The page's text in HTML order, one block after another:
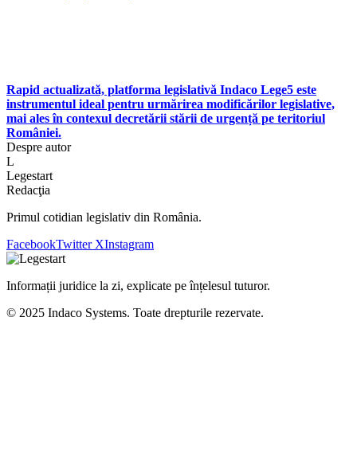
Rapid actualizată, platforma legislativă Indaco Lege5 este
instrumentul ideal pentru urmărirea modificărilor legislative,
mai ales în contexul decretării stării de urgență pe teritoriul
României.
Despre autor
L
Legestart
Redacţia
Primul cotidian legislativ din România.
FacebookTwitter XInstagram
Informații juridice la zi, explicate pe înțelesul tuturor.
© 2025 Indaco Systems. Toate drepturile rezervate.